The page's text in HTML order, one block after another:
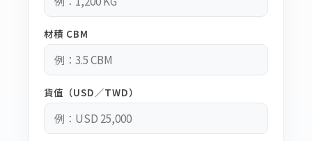
材積 CBM
貨值（USD／TWD）